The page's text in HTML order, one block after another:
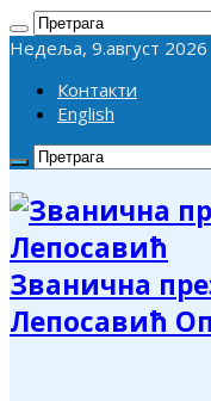
Недеља, 9.август 2026
Контакти
English
Званична
Лепосавић